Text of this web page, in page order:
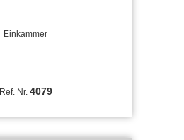
Einkammer
Ref. Nr. 4079